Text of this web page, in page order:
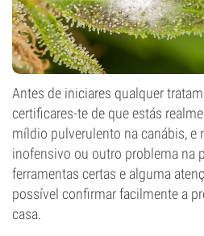
Antes de iniciares qualquer
certificares-te de que estás
míldio pulverulento na canábis, e
inofensivo ou outro problema na
ferramentas certas e alguma
possível confirmar facilmente a
casa.